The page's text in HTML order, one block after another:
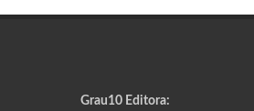
Grau10 Editora: